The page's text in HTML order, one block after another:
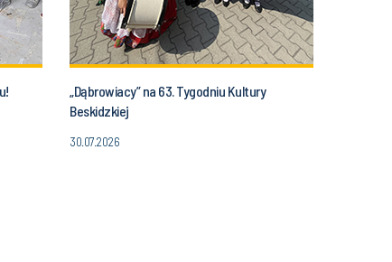
„Dąbrowiacy” na 63. Tygodniu Kultury
Beskidzkiej
30.07.2026